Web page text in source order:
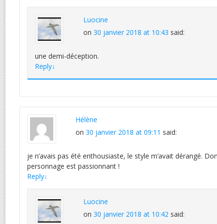
Luocine
on 30 janvier 2018 at 10:43 said:
une demi-déception.
Reply↓
Hélène
on 30 janvier 2018 at 09:11 said:
je n’avais pas été enthousiaste, le style m’avait dérangé.
personnage est passionnant !
Reply↓
Luocine
on 30 janvier 2018 at 10:42 said: